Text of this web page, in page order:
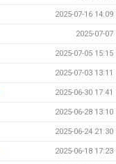
2025-07-16 14:09
2025-07-07
2025-07-05 15:15
2025-07-03 13:11
2025-06-30 17:41
2025-06-28 13:10
2025-06-24 21:30
2025-06-18 17:23